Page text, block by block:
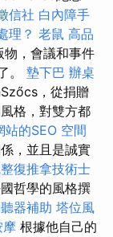
信社 白內障手
理？ 老鼠 高品
物，會議和事件
。 墊下巴 辦桌
，從捐贈
格，對雙方都
站的SEO 空間
，並且是誠實
復推拿技術士
哲學的風格撰
器補助 塔位風
摩 根據他自己的